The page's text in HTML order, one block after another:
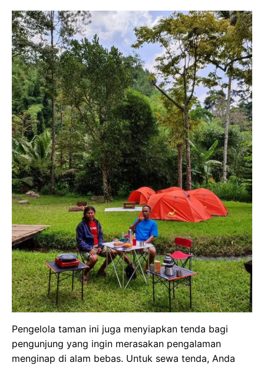
Pengelola taman ini juga menyiapkan tenda bagi
pengunjung yang ingin merasakan pengalaman
menginap di alam bebas. Untuk sewa tenda, Anda